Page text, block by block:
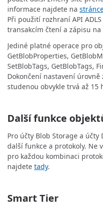
informace najdete na
Při použití rozhraní API
transakcím čtení a zápisu na
Jediné platné operace pro
GetBlobProperties,
SetBlobTags, GetBlobTags,
Dokončení nastavení
studenou obvykle trvá až 15
Další funkce
Pro účty Blob Storage a
další funkce a protokoly. Ne
pro každou kombinaci
najdete tady.
Smart Tier